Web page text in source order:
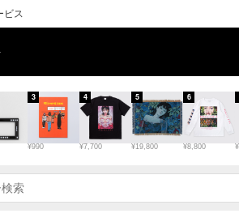
ビス
¥990
3
¥7,700
4
¥19,800
5
¥8,800
6